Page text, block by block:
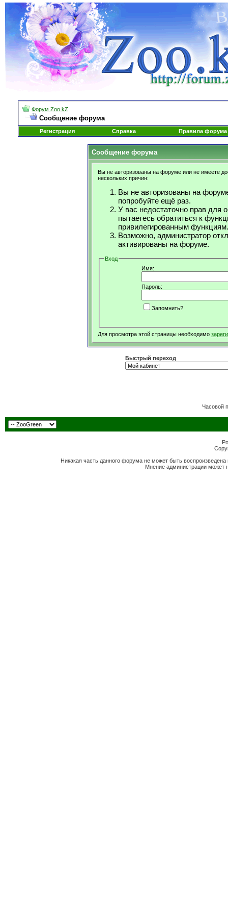
Форум Zoo.kZ
Сообщение форума
Регистрация Справка Правила форума
Сообщение форума
Вы не авторизованы на форуме или не имеете
нескольких причин:
Вы не авторизованы на
попробуйте ещё раз.
У вас недостаточно прав для
пытаетесь обратиться к
привилегированным функциям.
Возможно, администратор
активированы на форуме.
Вход
Имя:
Пароль:
Запомнить?
Для просмотра этой страницы необходимо
Быстрый переход
Часовой
Никакая часть данного форума не может быть
Мнение администрации может